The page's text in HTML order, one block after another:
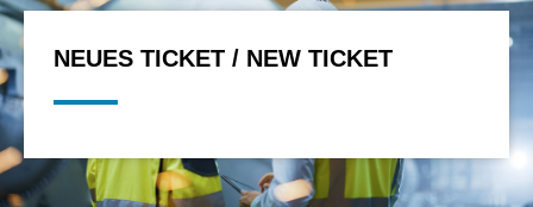
NEUES TICKET / NEW TICKET